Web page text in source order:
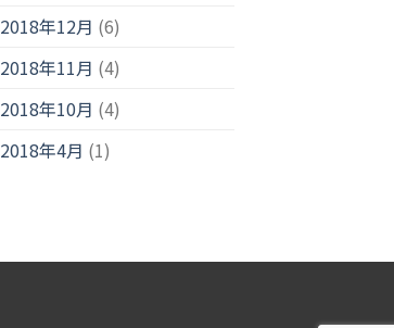
2018年12月 (6)
2018年11月 (4)
2018年10月 (4)
2018年4月 (1)